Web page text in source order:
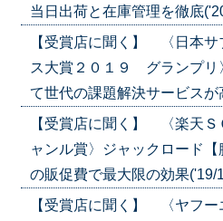
当日出荷と在庫管理を徹底
【受賞店に聞く】 〈日本サ
ス大賞２０１９ グランプリ
て世代の課題解決サービスが
【受賞店に聞く】 〈楽天
ャンル賞〉ジャックロード
の販促費で最大限の効果('19/
【受賞店に聞く】 〈ヤフ